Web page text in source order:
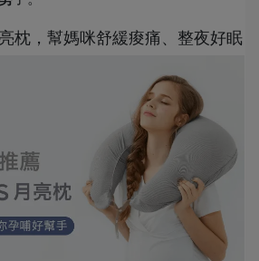
枕，幫媽咪舒緩痠痛、整夜好眠